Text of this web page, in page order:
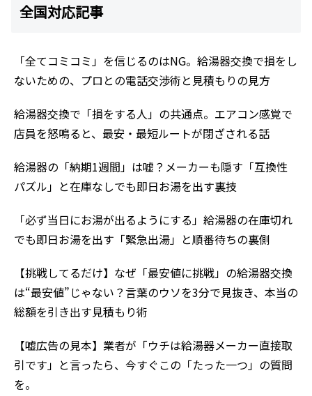
全国対応記事
「全てコミコミ」を信じるのはNG。給湯器交換で損をし
ないための、プロとの電話交渉術と見積もりの見方
給湯器交換で「損をする人」の共通点。エアコン感覚で
店員を怒鳴ると、最安・最短ルートが閉ざされる話
給湯器の「納期1週間」は嘘？メーカーも隠す「互換性
パズル」と在庫なしでも即日お湯を出す裏技
「必ず当日にお湯が出るようにする」給湯器の在庫切れ
でも即日お湯を出す「緊急出湯」と順番待ちの裏側
【挑戦してるだけ】なぜ「最安値に挑戦」の給湯器交換
は“最安値”じゃない？言葉のウソを3分で見抜き、本当の
総額を引き出す見積もり術
【嘘広告の見本】業者が「ウチは給湯器メーカー直接取
引です」と言ったら、今すぐこの「たった一つ」の質問
を。